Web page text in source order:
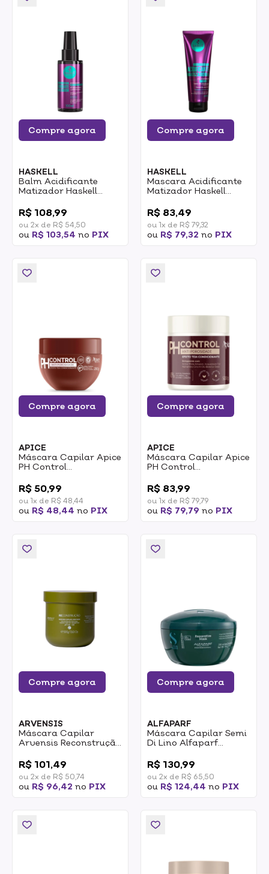
Compre agora
HASKELL
Balm Acidificante
Matizador Haskell
R$ 108,99
ou 2x de R$ 54,50
ou R$ 103,54 no PIX
Compre agora
HASKELL
Mascara Acidificante
Matizador Haskell
R$ 83,49
ou 1x de R$ 79,32
ou R$ 79,32 no PIX
Compre agora
APICE
Máscara Capilar Apice
PH Control
Antiporosidade 280g
R$ 50,99
ou 1x de R$ 48,44
ou R$ 48,44 no PIX
Compre agora
APICE
Máscara Capilar Apice
PH Control
Acidificante 500g
R$ 83,99
ou 1x de R$ 79,79
ou R$ 79,79 no PIX
Compre agora
ARVENSIS
Máscara Capilar
Arvensis Reconstrução
R$ 101,49
ou 2x de R$ 50,74
ou R$ 96,42 no PIX
Compre agora
ALFAPARF
Máscara Capilar Semi
Di Lino Alfaparf
Reparative 200ml
R$ 130,99
ou 2x de R$ 65,50
ou R$ 124,44 no PIX